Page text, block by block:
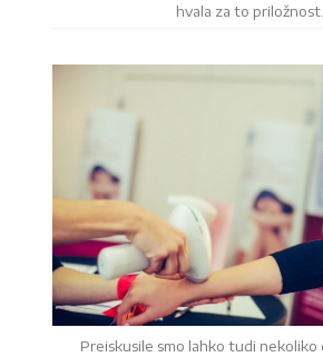
hvala za to priložnost.
Preiskusile smo lahko tudi